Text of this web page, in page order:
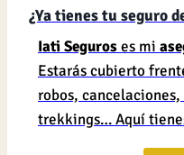
¿Ya tienes tu seguro
Iati Seguroses mi
Estarás cubierto
robos,
trekkings… Aquí